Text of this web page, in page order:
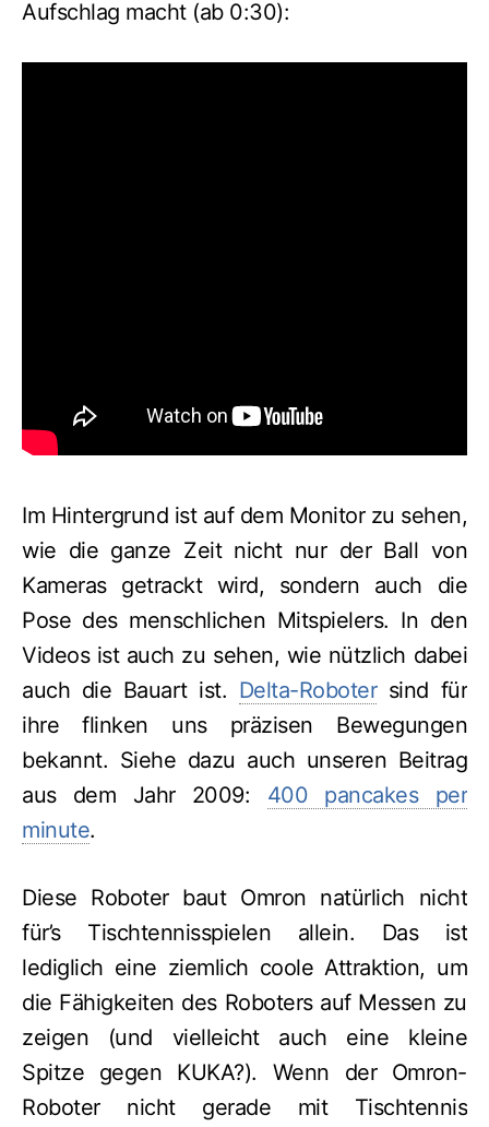
Aufschlag macht (ab 0:30):
Im Hintergrund ist auf dem Monitor zu sehen,
wie die ganze Zeit nicht nur der Ball von
Kameras getrackt wird, sondern auch die
Pose des menschlichen Mitspielers. In den
Videos ist auch zu sehen, wie nützlich dabei
auch die Bauart ist. Delta-Robotersind für
ihre flinken uns präzisen Bewegungen
bekannt. Siehe dazu auch unseren Beitrag
aus dem Jahr 2009: 400 pancakes per
minute.
Diese Roboter baut Omron natürlich nicht
für’s Tischtennisspielen allein. Das ist
lediglich eine ziemlich coole Attraktion, um
die Fähigkeiten des Roboters auf Messen zu
zeigen (und vielleicht auch eine kleine
Spitze gegen KUKA?). Wenn der Omron-
Roboter nicht gerade mit Tischtennis